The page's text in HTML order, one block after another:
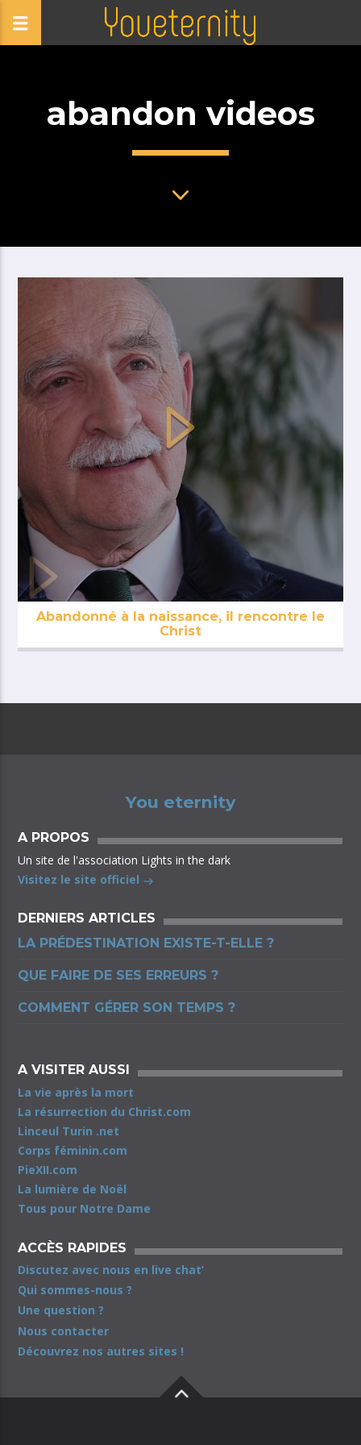
abandon videos
Abandonné à la naissance, il rencontre le
Christ
You eternity
A PROPOS
Un site de l'association Lights in the dark
Visitez le site officiel
DERNIERS ARTICLES
LA PRÉDESTINATION EXISTE-T-ELLE ?
QUE FAIRE DE SES ERREURS ?
COMMENT GÉRER SON TEMPS ?
A VISITER AUSSI
La vie après la mort
La résurrection du Christ.com
Linceul Turin .net
Corps féminin.com
PieXII.com
La lumière de Noël
Tous pour Notre Dame
ACCÈS RAPIDES
Discutez avec nous en live chat’
Qui sommes-nous ?
Une question ?
Nous contacter
Découvrez nos autres sites !